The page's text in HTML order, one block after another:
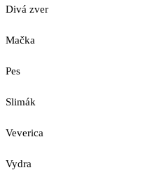
Divá zver
Mačka
Pes
Slimák
Veverica
Vydra